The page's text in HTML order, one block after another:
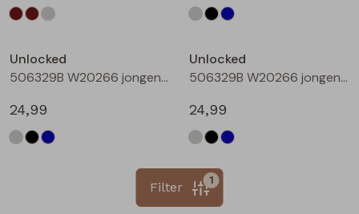
Unlocked
506329B W20266 jongens lange broek Denim black
24,99
Unlocked
506329B W20266 jongens lange broek Denim darkwashed
24,99
1
Filter